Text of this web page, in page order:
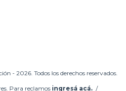
- 2026. Todos los derechos reservados.
Para reclamos ingresá acá. /